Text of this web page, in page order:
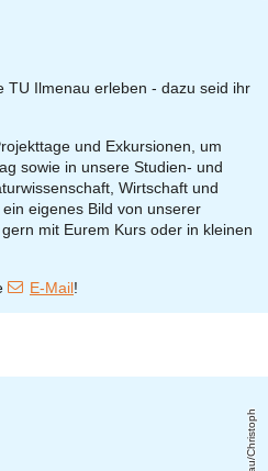
TU Ilmenau erleben - dazu seid ihr
und Exkursionen, um
sowie in unsere Studien- und
Wirtschaft und
eigenes Bild von unserer
mit Eurem Kurs oder in kleinen
E-Mail!